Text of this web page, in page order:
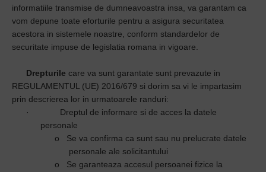
informatiile transmise de dumneavoastra insa, va garantam ca
vom depune toate eforturile pentru a asigura securitatea
acestora in sistemele noastre, conform standardelor de
securitate impuse de legislatia romana in vigoare.
Drepturile care va sunt garantate sunt prevazute in
REGULAMENTUL (UE) 2016/679 si dorim sa vi le impartasim
prin descrierea lor in urmatoarele randuri:
·
Dreptul de informare si de acces la datele
personale
o
Se va confirma ca sunt sau nu prelucrate datele
personale ale solicitantului
o
Se garanteaza accesul persoanei fizice la